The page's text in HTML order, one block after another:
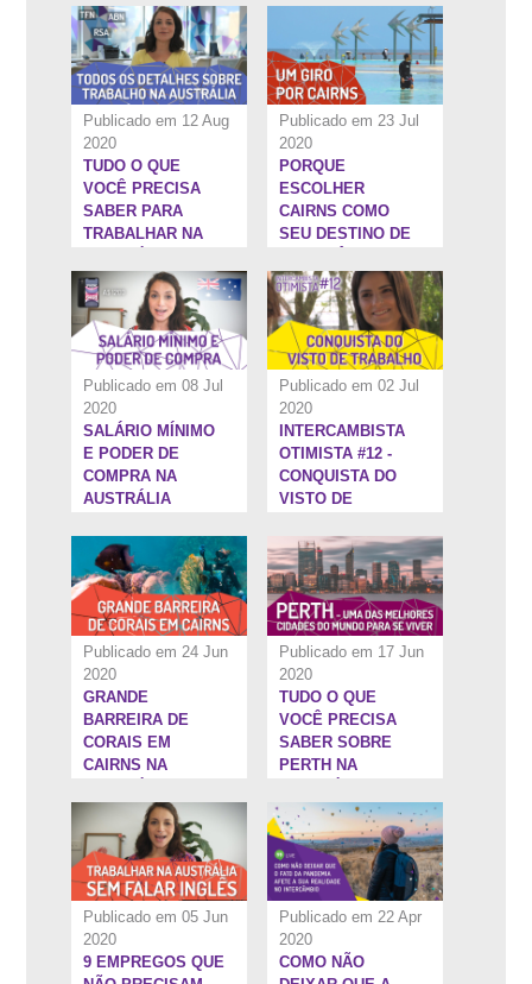
Publicado em 12 Aug
2020
TUDO O QUE
VOCÊ PRECISA
SABER PARA
TRABALHAR NA
Publicado em 23 Jul
2020
PORQUE
ESCOLHER
CAIRNS COMO
SEU DESTINO DE
AUSTRÁLIA
Publicado em 08 Jul
2020
6:34''
SALÁRIO MÍNIMO
E PODER DE
COMPRA NA
AUSTRÁLIA
Publicado em 02 Jul
2020
INTERCAMBISTA
OTIMISTA #12 -
CONQUISTA DO
VISTO DE
AUSTRÁLIA
Publicado em 24 Jun
2020
GRANDE
BARREIRA DE
CORAIS EM
CAIRNS NA
Publicado em 17 Jun
2020
9:50''
TUDO O QUE
VOCÊ PRECISA
SABER SOBRE
PERTH NA
Publicado em 05 Jun
2020
9 EMPREGOS QUE
Publicado em 22 Apr
2020
45:29''
COMO NÃO